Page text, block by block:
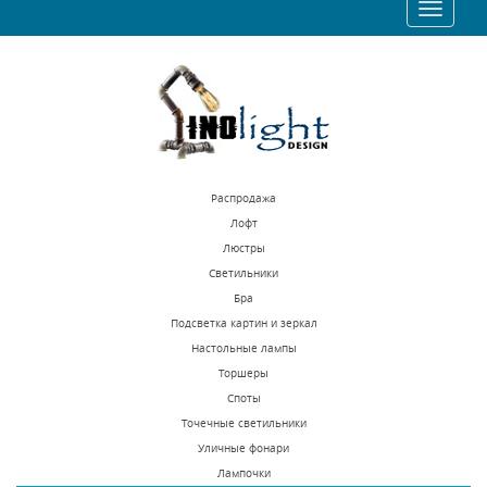
Toggle
Распродажа
Лофт
Люстры
Светильники
Бра
Подсветка картин и зеркал
Настольные лампы
Торшеры
Споты
Точечные светильники
Уличные фонари
Лампочки